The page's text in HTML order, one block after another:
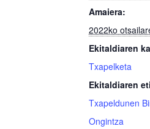
Amaiera:
2022ko
Ekitaldiaren
Txapelketa
Ekitaldiaren
Txapeldunen
Ongintza